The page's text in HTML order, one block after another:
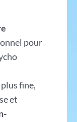
pour
fine,
et